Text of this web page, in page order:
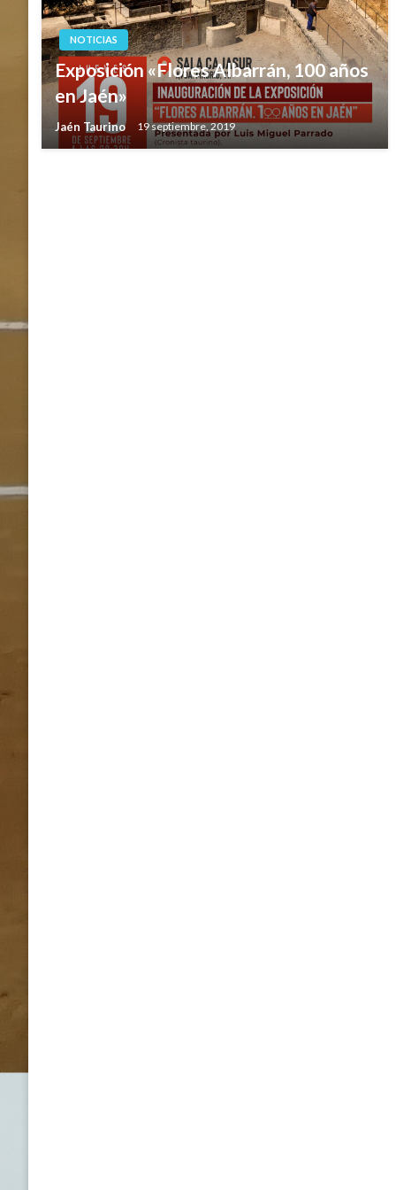
NOTICIAS
Exposición «Flores Albarrán, 100 años
en Jaén»
Jaén Taurino 19 septiembre, 2019